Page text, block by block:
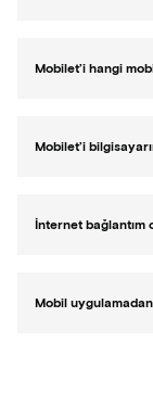
Mobilet’i hangi
Mobilet’i
İnternet bağlantım
Mobil